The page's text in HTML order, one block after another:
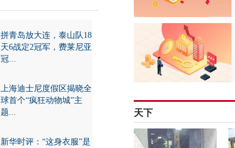
拼青岛放大连，泰山队18
天6战定2冠军，费莱尼亚
冠...
上海迪士尼度假区揭晓全
球首个“疯狂动物城”主
题...
新华时评：“这身衣服”是
天下